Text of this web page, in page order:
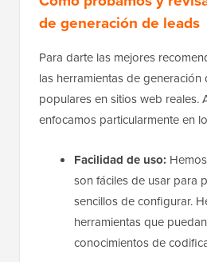
de generación de leads
Para darte las mejores
las herramientas de generación
populares en sitios web reales.
enfocamos particularmente en
Facilidad de uso:
son fáciles de usar para
sencillos de configurar.
herramientas que
conocimientos de